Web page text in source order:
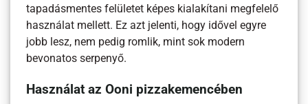
tapadásmentes felületet képes kialakítani megfelelő
használat mellett. Ez azt jelenti, hogy idővel egyre
jobb lesz, nem pedig romlik, mint sok modern
bevonatos serpenyő.
Használat az Ooni pizzakemencében